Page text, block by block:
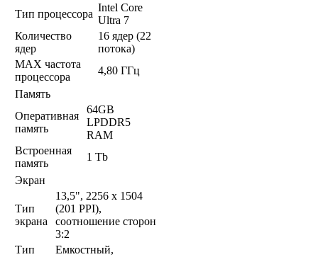
Тип процессора
Intel Core
Ultra 7
Количество
ядер
16 ядер (22
потока)
MAX частота
процессора
4,80 ГГц
Память
Оперативная
память
64GB
LPDDR5
RAM
Встроенная
память
1 Tb
Экран
Тип
экрана
13,5", 2256 x 1504
(201 PPI),
соотношение сторон
3:2
Тип
Емкостный,